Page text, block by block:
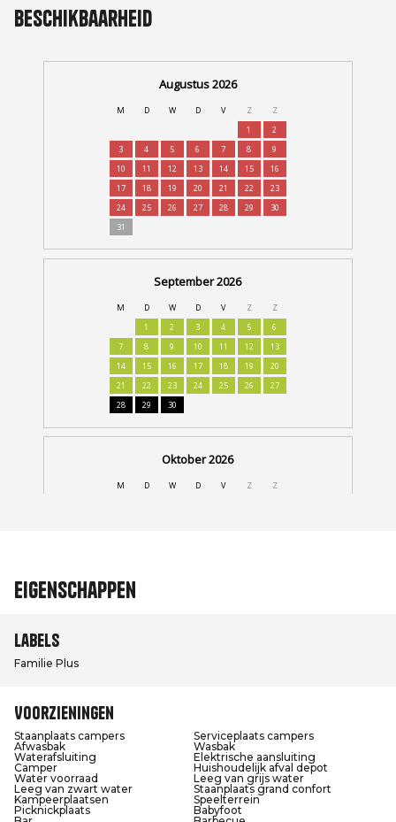
Beschikbaarheid
Eigenschappen
Labels
Familie Plus
Voorzieningen
Staanplaats campers
Serviceplaats campers
Afwasbak
Wasbak
Waterafsluiting
Elektrische aansluiting
Camper
Huishoudelijk afval depot
Water voorraad
Leeg van grijs water
Leeg van zwart water
Staanplaats grand confort
Kampeerplaatsen
Speelterrein
Picknickplaats
Babyfoot